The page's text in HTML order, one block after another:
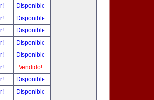
Disponible
Disponible
Disponible
Disponible
Disponible
Vendido!
Disponible
Disponible